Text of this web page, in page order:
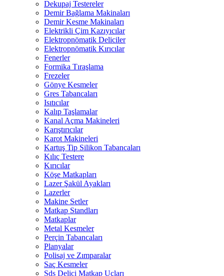
Dekupaj Testereler
Demir Bağlama Makinaları
Demir Kesme Makinaları
Elektrikli Çim Kazıyıcılar
Elektropnömatik Deliciler
Elektropnömatik Kırıcılar
Fenerler
Formika Tıraşlama
Frezeler
Gönye Kesmeler
Gres Tabancaları
Isıtıcılar
Kalıp Taşlamalar
Kanal Açma Makineleri
Karıştırıcılar
Karot Makineleri
Kartuş Tip Silikon Tabancaları
Kılıç Testere
Kırıcılar
Köşe Matkapları
Lazer Şakül Ayakları
Lazerler
Makine Setler
Matkap Standları
Matkaplar
Metal Kesmeler
Perçin Tabancaları
Planyalar
Polisaj ve Zımparalar
Saç Kesmeler
Sds Delici Matkap Uçları